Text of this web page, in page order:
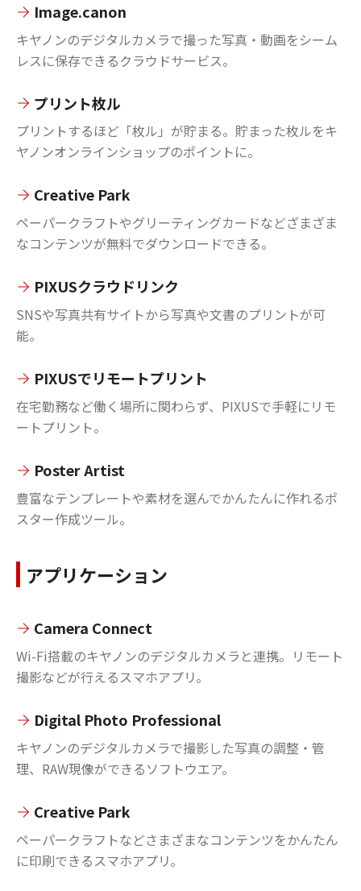
Image.canon
キヤノンのデジタルカメラで撮った写真・動画をシーム
レスに保存できるクラウドサービス。
プリント枚ル
プリントするほど「枚ル」が貯まる。貯まった枚ルをキ
ヤノンオンラインショップのポイントに。
Creative Park
ペーパークラフトやグリーティングカードなどざまざま
なコンテンツが無料でダウンロードできる。
PIXUSクラウドリンク
SNSや写真共有サイトから写真や文書のプリントが可
能。
PIXUSでリモートプリント
在宅勤務など働く場所に関わらず、PIXUSで手軽にリモ
ートプリント。
Poster Artist
豊富なテンプレートや素材を選んでかんたんに作れるポ
スター作成ツール。
アプリケーション
Camera Connect
Wi-Fi搭載のキヤノンのデジタルカメラと連携。リモート
撮影などが行えるスマホアプリ。
Digital Photo Professional
キヤノンのデジタルカメラで撮影した写真の調整・管
理、RAW現像ができるソフトウエア。
Creative Park
ペーパークラフトなどさまざまなコンテンツをかんたん
に印刷できるスマホアプリ。